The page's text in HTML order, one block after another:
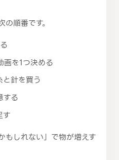
順番です。
画を1つ決める
と針を買う
する
す
もしれない」で物が増えす